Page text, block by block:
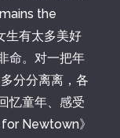
the
生有太多美好
命。对一把年
分分离离，各
忆童年、感受
Newtown》